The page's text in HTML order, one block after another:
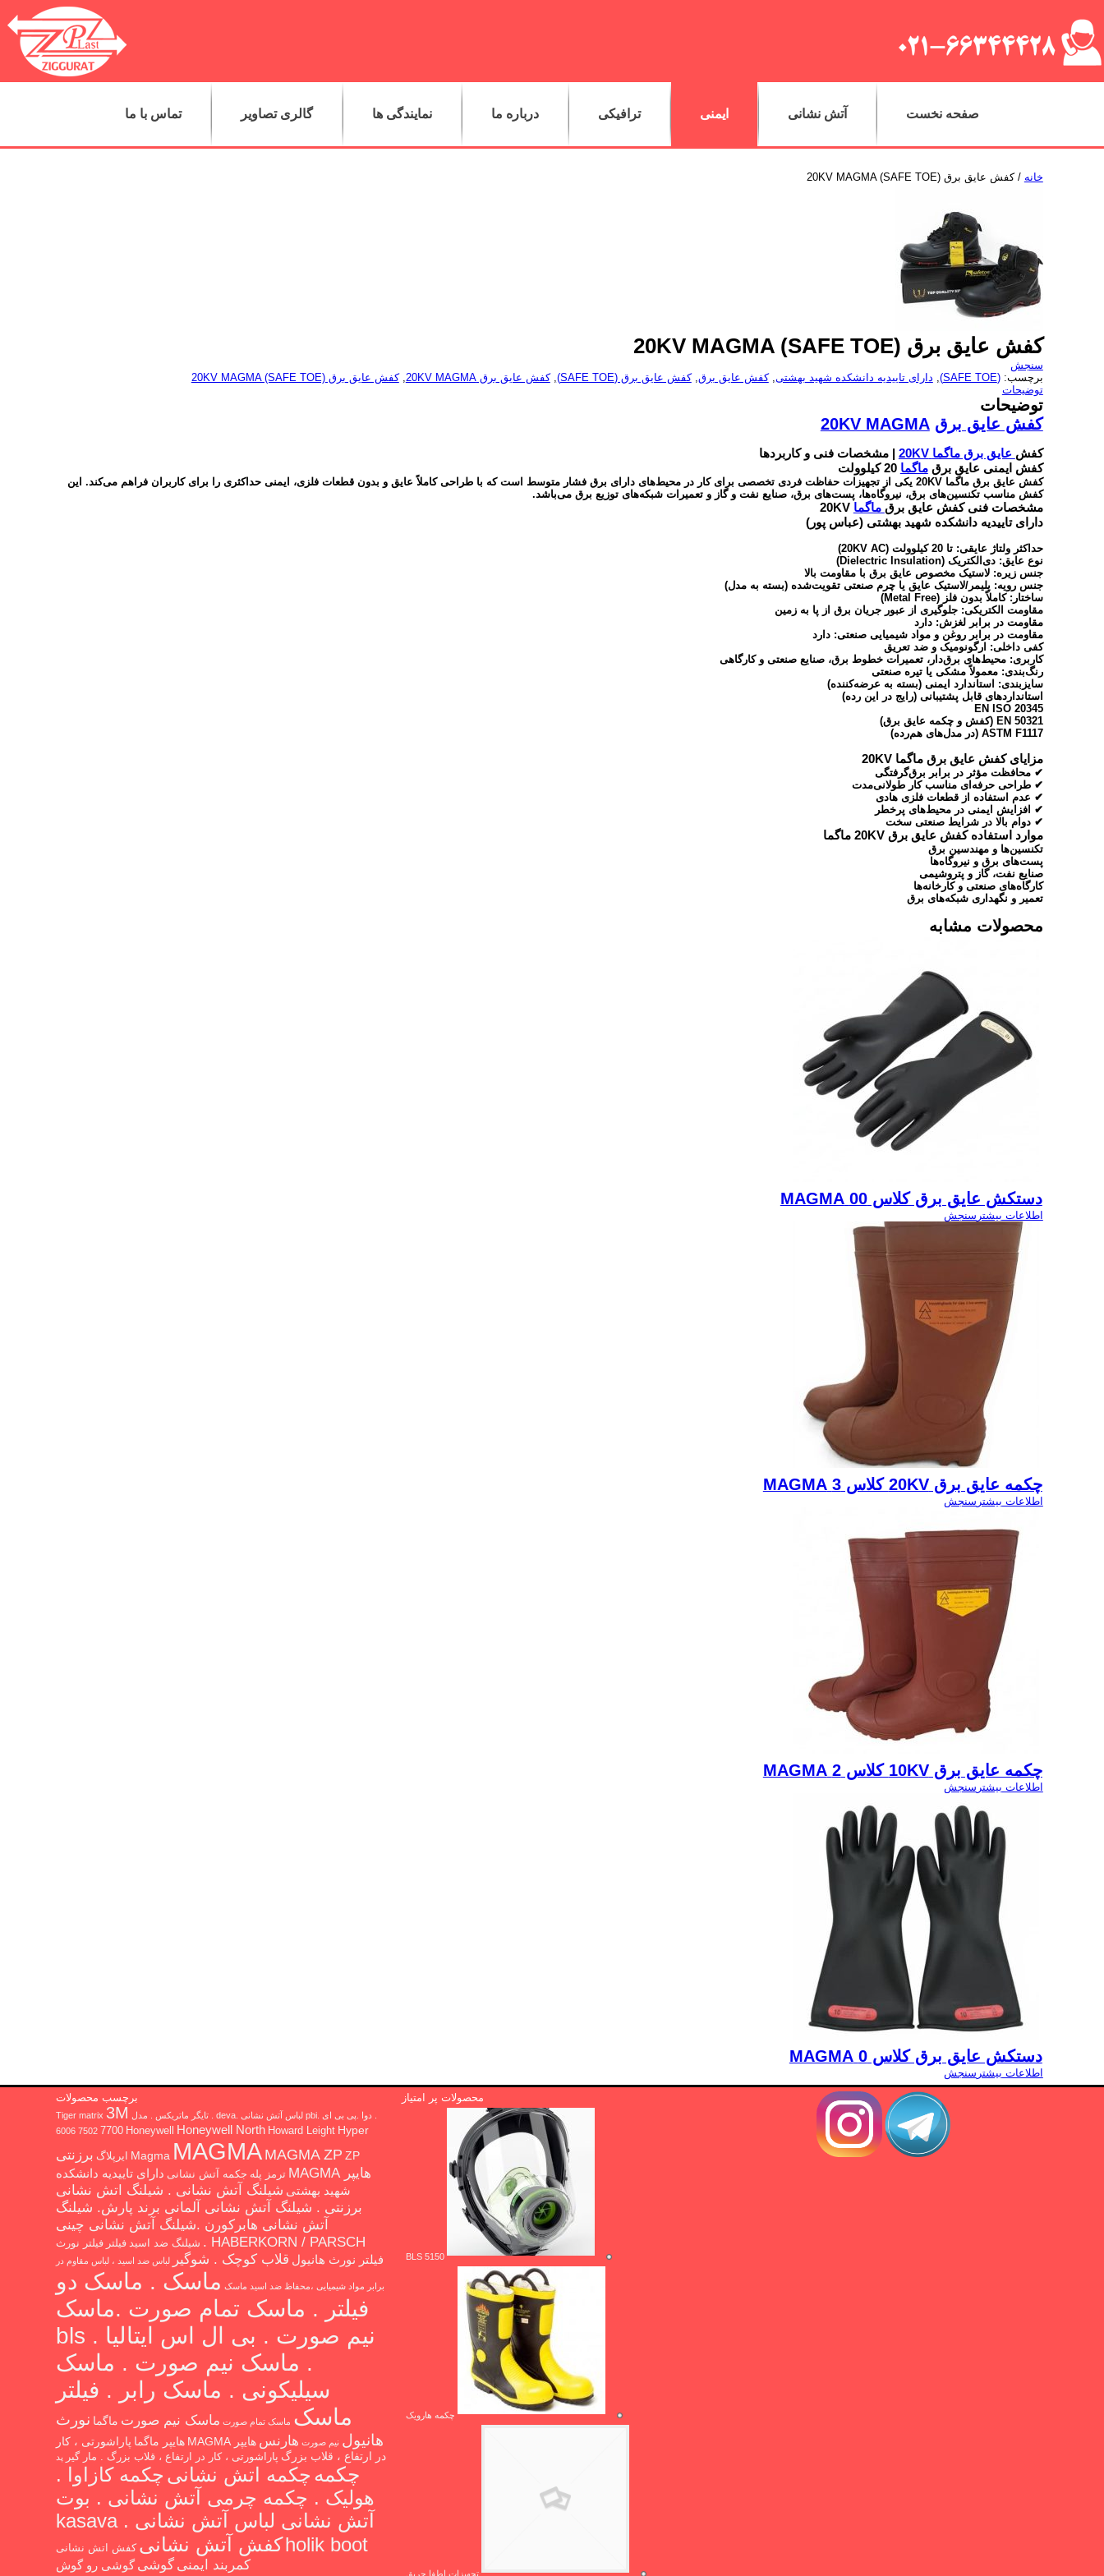
صفحه نخست آتش نشانی ایمنی ترافیکی درباره ما نمایندگی ها گالری تصاویر تماس با ما
خانه / کفش عایق برق 20KV MAGMA (SAFE TOE)
کفش عایق برق 20KV MAGMA (SAFE TOE)
سنجش
برچسب:(SAFE TOE)
, دارای تاییدیه دانشکده شهید بهشتی,کفش عایق برق,کفش عایق برق (SAFE TOE) ,کفش عایق برق 20KV MAGMA ,کفش عایق برق 20KV MAGMA (SAFE TOE)
توضیحات
توضیحات
کفش عایق برق 20KV MAGMA
کفش عایق برق ماگما 20KV
| مشخصات فنی و کاربردها
کفش ایمنی عایق برقماگما 20 کیلوولت
کفش عایق برق ماگما 20KV یکی از تجهیزات حفاظت فردی تخصصی برای کار در محیط‌های دارای برق فشار متوسط است که با طراحی کاملاً عایق و بدون قطعات فلزی، ایمنی حداکثری را برای کاربران فراهم می‌کند. این
کفش مناسب تکنسین‌های برق، نیروگاه‌ها، پست‌های برق، صنایع نفت و گاز و تعمیرات شبکه‌های توزیع برق می‌باشد.
مشخصات فنی کفش عایق برق ماگما 20KV
دارای تاییدیه دانشکده شهید بهشتی (عباس پور)
حداکثر ولتاژ عایقی: تا 20 کیلوولت (20KV AC)
نوع عایق: دی‌الکتریک (Dielectric Insulation)
جنس زیره: لاستیک مخصوص عایق برق با مقاومت بالا
جنس رویه: پلیمر/لاستیک عایق یا چرم صنعتی تقویت‌شده (بسته به مدل)
ساختار: کاملاً بدون فلز (Metal Free)
مقاومت الکتریکی: جلوگیری از عبور جریان برق از پا به زمین
مقاومت در برابر لغزش: دارد
مقاومت در برابر روغن و مواد شیمیایی صنعتی: دارد
کفی داخلی: ارگونومیک و ضد تعریق
کاربری: محیط‌های برق‌دار، تعمیرات خطوط برق، صنایع صنعتی و کارگاهی
رنگ‌بندی: معمولاً مشکی یا تیره صنعتی
سایزبندی: استاندارد ایمنی (بسته به عرضه‌کننده)
استانداردهای قابل پشتیبانی (رایج در این رده)
EN ISO 20345
EN 50321 (کفش و چکمه عایق برق)
ASTM F1117 (در مدل‌های هم‌رده)
مزایای کفش عایق برق ماگما 20KV
✔ محافظت مؤثر در برابر برق‌گرفتگی
✔ طراحی حرفه‌ای مناسب کار طولانی‌مدت
✔ عدم استفاده از قطعات فلزی هادی
✔ افزایش ایمنی در محیط‌های پرخطر
✔ دوام بالا در شرایط صنعتی سخت
موارد استفاده کفش عایق برق 20KV ماگما
تکنسین‌ها و مهندسین برق
پست‌های برق و نیروگاه‌ها
صنایع نفت، گاز و پتروشیمی
کارگاه‌های صنعتی و کارخانه‌ها
تعمیر و نگهداری شبکه‌های برق
محصولات مشابه
دستکش عایق برق کلاس 00 MAGMA
اطلاعات بیشتر سنجش
چکمه عایق برق 20KV کلاس 3 MAGMA
اطلاعات بیشتر سنجش
چکمه عایق برق 10KV کلاس 2 MAGMA
اطلاعات بیشتر سنجش
دستکش عایق برق کلاس 0 MAGMA
اطلاعات بیشتر سنجش
محصولات پر امتیاز
BLS 5150
چکمه هارویک
تجهیزات اطفا حریق
برچسب محصولات
. دوا .پی بی ای .pbi لباس آتش نشانی .deva . تایگر ماتریکس . مدل Tiger matrix 3M
6006 7502 7700 Honeywell Honeywell North Howard Leight Hyper
Magma MAGMA MAGMA ZP ZP ایرپلاگ برزنتی
هایپر MAGMA
ترمز پله جکمه آتش نشانی دارای تاییدیه دانشکده
شهید بهشتی شیلنگ آتش نشانی . شیلنگ اتش نشانی
برزنتی . شیلنگ آتش نشانی آلمانی برند پارش. شیلنگ
آتش نشانی هابرکورن .شیلنگ آتش نشانی چینی
HABERKORN / PARSCH .
شیلنگ ضد اسید فیلتر فیلتر نورث
فیلتر نورث هانیول قلاب کوچک . شوگیر لباس ضد اسید ، لباس مقاوم در
برابر مواد شیمیایی ،محفاظ ضد اسید ماسک ماسک . ماسک دو
فیلتر . ماسک تمام صورت .ماسک
نیم صورت . بی ال اس ایتالیا . bls
. ماسک نیم صورت . ماسک
سیلیکونی . ماسک رابر . فیلتر
ماسک ماسک تمام صورت ماسک نیم صورت ماگما نورث
هانیول نیم صورت هارنس هایپر MAGMA هایپر ماگما پاراشورتی ، کار
در ارتفاع ، قلاب بزرگ پاراشورتی ، کار در ارتفاع ، قلاب بزرگ . مار گیر پد
چکمه چکمه اتش نشانی چکمه کازاوا .
هولیک . چکمه چرمی آتش نشانی . بوت
آتش نشانی لباس آتش نشانی kasava .
holik bootکفش آتش نشانی کفش اتش نشانی
کمربند ایمنی گوشی گوشی رو گوش